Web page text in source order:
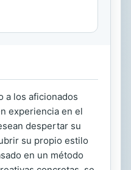
a los aficionados
experiencia en el
despertar su
su propio estilo
en un método